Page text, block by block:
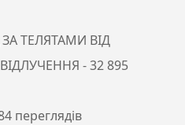
ТЕЛЯТАМИ ВІД
- 32 895
переглядів